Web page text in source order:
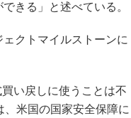
きる」と述べている。
クトマイルストーンに
い戻しに使うことは不
、米国の国家安全保障に